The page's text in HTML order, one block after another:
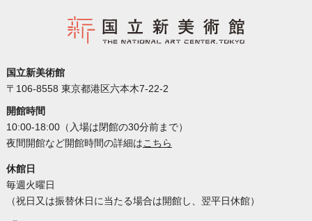
国立新美術館
〒106-8558 東京都港区六本木7-22-2
開館時間
10:00-18:00（入場は閉館の30分前まで）
夜間開館など開館時間の詳細はこちら
休館日
毎週火曜日
（祝日又は振替休日に当たる場合は開館し、翌平日休館）